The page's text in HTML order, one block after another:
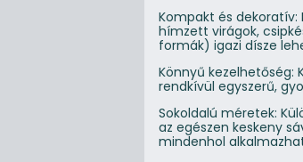
Kompakt és
hímzett virágok,
formák) igazi dísze
Könnyű kezelhetőség:
rendkívül egyszerű,
Sokoldalú méretek:
az egészen keskeny
mindenhol